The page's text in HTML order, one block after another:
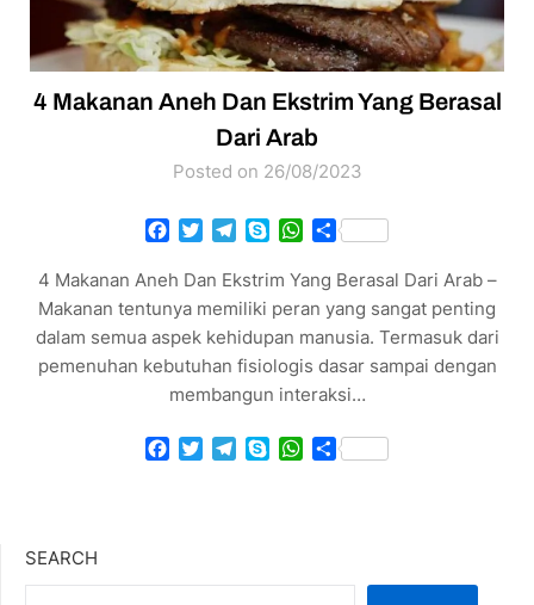
4 Makanan Aneh Dan Ekstrim Yang Berasal
Dari Arab
Posted on 26/08/2023
Facebook
TwitterTelegram
SkypeWhatsApp
Share
4 Makanan Aneh Dan Ekstrim Yang Berasal Dari Arab –
Makanan tentunya memiliki peran yang sangat penting
dalam semua aspek kehidupan manusia. Termasuk dari
pemenuhan kebutuhan fisiologis dasar sampai dengan
membangun interaksi…
Facebook
TwitterTelegram
SkypeWhatsApp
Share
SEARCH